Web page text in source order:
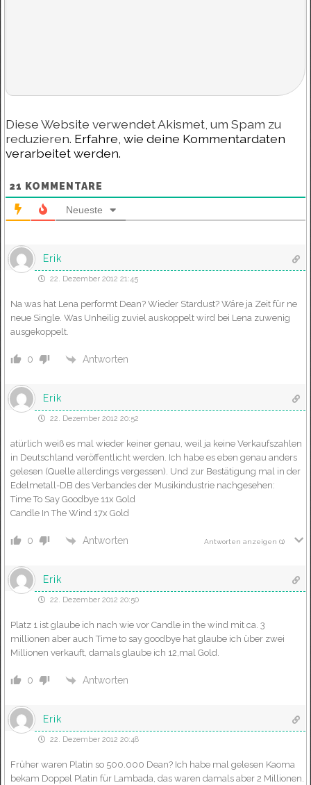
Diese Website verwendet Akismet, um Spam zu
reduzieren. Erfahre, wie deine Kommentardaten
verarbeitet werden.
21 KOMMENTARE
Neueste
Erik
22. Dezember 2012 21:45
Na was hat Lena performt Dean? Wieder Stardust? Wäre ja Zeit für ne
neue Single. Was Unheilig zuviel auskoppelt wird bei Lena zuwenig
ausgekoppelt.
0 Antworten
Erik
22. Dezember 2012 20:52
atürlich weiß es mal wieder keiner genau, weil ja keine Verkaufszahlen
in Deutschland veröffentlicht werden. Ich habe es eben genau anders
gelesen (Quelle allerdings vergessen). Und zur Bestätigung mal in der
Edelmetall-DB des Verbandes der Musikindustrie nachgesehen:
Time To Say Goodbye 11x Gold
Candle In The Wind 17x Gold
0 Antworten Antworten anzeigen (1)
Erik
22. Dezember 2012 20:50
Platz 1 ist glaube ich nach wie vor Candle in the wind mit ca. 3
millionen aber auch Time to say goodbye hat glaube ich über zwei
Millionen verkauft, damals glaube ich 12,mal Gold.
0 Antworten
Erik
22. Dezember 2012 20:48
Früher waren Platin so 500.000 Dean? Ich habe mal gelesen Kaoma
bekam Doppel Platin für Lambada, das waren damals aber 2 Millionen.